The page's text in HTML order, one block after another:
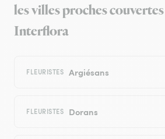
les villes proches
Interflora
FLEURISTES Argiésans
FLEURISTES Dorans